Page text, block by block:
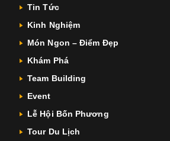
Tin Tức
Kinh Nghiệm
Món Ngon – Điểm Đẹp
Khám Phá
Team Building
Event
Lễ Hội Bốn Phương
Tour Du Lịch